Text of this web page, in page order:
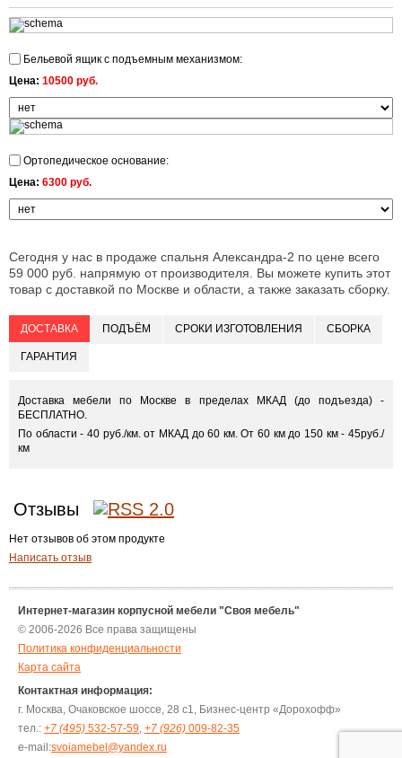
Бельевой ящик с подъемным механизмом:
Цена: 10500 руб.
Ортопедическое основание:
Цена: 6300 руб.
Сегодня у нас в продаже спальня Александра-2 по цене всего
59 000 руб. напрямую от производителя. Вы можете купить этот
товар с доставкой по Москве и области, а также заказать сборку.
ДОСТАВКА ПОДЪЁМ СРОКИ ИЗГОТОВЛЕНИЯ СБОРКА
ГАРАНТИЯ
Доставка мебели по Москве в пределах МКАД (до подъезда) -
БЕСПЛАТНО.
По области - 40 руб./км. от МКАД до 60 км. От 60 км до 150 км - 45руб./
км
Отзывы
Нет отзывов об этом продукте
Написать отзыв
Интернет-магазин корпусной мебели "Своя мебель"
© 2006-2026 Все права защищены
Политика конфиденциальности
Карта сайта
Контактная информация:
г. Москва, Очаковское шоссе, 28 с1, Бизнес-центр «Дорохофф»
тел.: +7 (495) 532-57-59, +7 (926) 009-82-35
e-mail:svoiamebel@yandex.ru